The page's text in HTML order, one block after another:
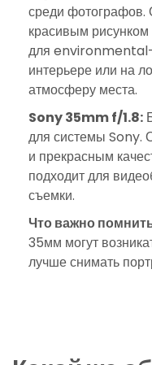
среди фотографов.
красивым
для environmental-
интерьере или на
атмосферу места.
Sony 35mm f/1.8:
для системы Sony.
и прекрасным
подходит для
съемки.
Что важно
35мм могут
лучше снимать